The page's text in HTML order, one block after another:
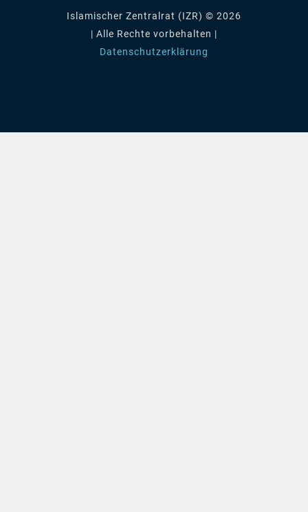
Islamischer Zentralrat (IZR) © 2026
| Alle Rechte vorbehalten |
Datenschutzerklärung